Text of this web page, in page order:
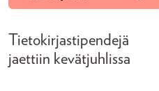
Tietokirjastipendejä
jaettiin kevätjuhlissa